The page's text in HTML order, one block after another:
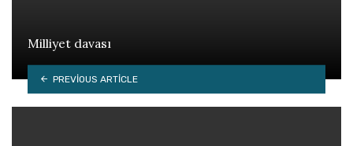
Milliyet davası
PREVIOUS ARTICLE